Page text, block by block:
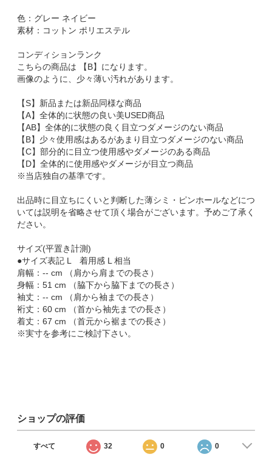
色：グレー ネイビー
素材：コットン ポリエステル
コンディションランク
こちらの商品は 【B】になります。
画像のように、少々薄い汚れがあります。
【S】新品または新品同様な商品
【A】全体的に状態の良い美USED商品
【AB】全体的に状態の良く目立つダメージのない商品
【B】少々使用感はあるがあまり目立つダメージのない商品
【C】部分的に目立つ使用感やダメージのある商品
【D】全体的に使用感やダメージが目立つ商品
※当店独自の基準です。
出品時に目立ちにくいと判断した薄シミ・ピンホールなどにつ
いては説明を省略させて頂く場合がございます。予めご了承く
ださい。
サイズ(平置き計測)
●サイズ表記 L 着用感 L 相当
肩幅：-- cm （肩から肩までの長さ）
身幅：51 cm （脇下から脇下までの長さ）
袖丈：-- cm （肩から袖までの長さ）
裄丈：60 cm （首から袖先までの長さ）
着丈：67 cm （首元から裾までの長さ）
※実寸を参考にご検討下さい。
ショップの評価
すべて 32 0 0